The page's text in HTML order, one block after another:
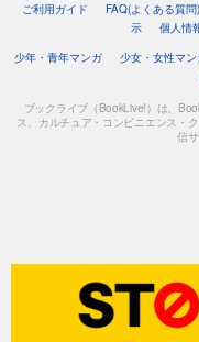
ご利用ガイド FAQ(よくある質問)
示
個人情
少年・青年マンガ
少女・女性マ
ブックライブ（BookLive!）は、
ス、カルチュア・コンビニエンス・
信